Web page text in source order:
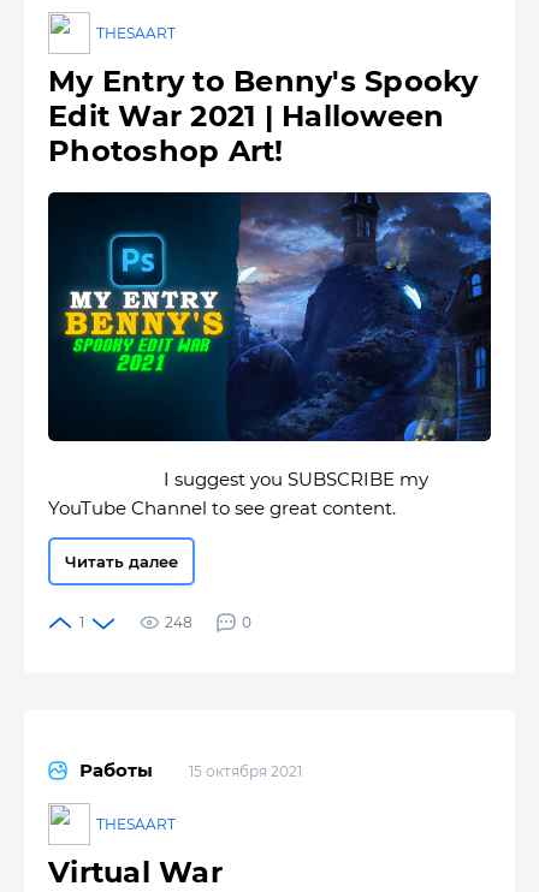
THESAART
My Entry to Benny's Spooky
Edit War 2021 | Halloween
Photoshop Art!
I suggest you SUBSCRIBE my
YouTube Channel to see great content.
Читать далее
248 0
Работы 15 октября 2021
THESAART
Virtual War